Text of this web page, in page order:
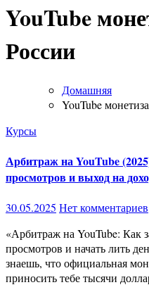
YouTube
России
Домашняя
YouTube
Курсы
Арбитраж на YouTube
просмотров и выход на
30.05.2025 Нет комментариев
«Арбитраж на YouTube: Как заработать первые 500
просмотров и начать лить
знаешь, что официальная
приносить тебе тысячи